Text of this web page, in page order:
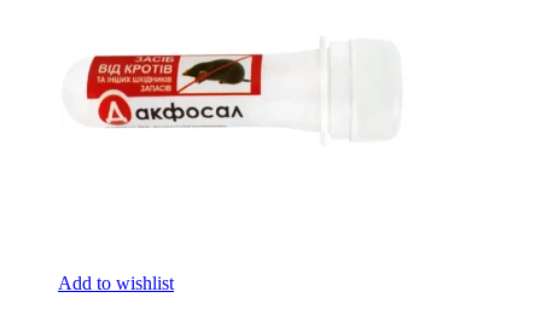
Add to wishlist